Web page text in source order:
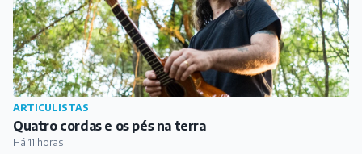
ARTICULISTAS
Quatro cordas e os pés na terra
Há 11 horas